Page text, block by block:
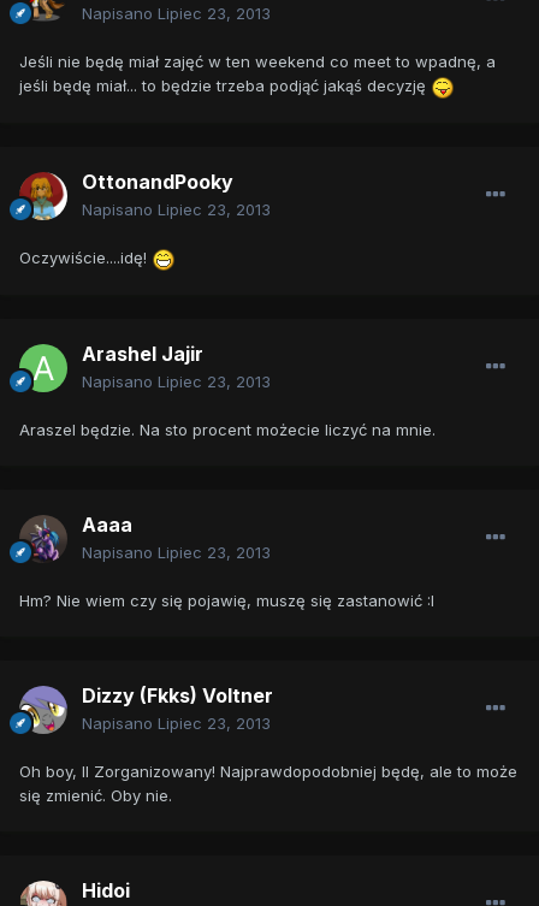
Napisano Lipiec 23, 2013
Jeśli nie będę miał zajęć w ten weekend co meet to wpadnę, a
jeśli będę miał... to będzie trzeba podjąć jakąś decyzję
OttonandPooky
Napisano Lipiec 23, 2013
Oczywiście....idę!
Arashel Jajir
Napisano Lipiec 23, 2013
Araszel będzie. Na sto procent możecie liczyć na mnie.
Aaaa
Napisano Lipiec 23, 2013
Hm? Nie wiem czy się pojawię, muszę się zastanowić :I
Dizzy (Fkks) Voltner
Napisano Lipiec 23, 2013
Oh boy, II Zorganizowany! Najprawdopodobniej będę, ale to może
się zmienić. Oby nie.
Hidoi